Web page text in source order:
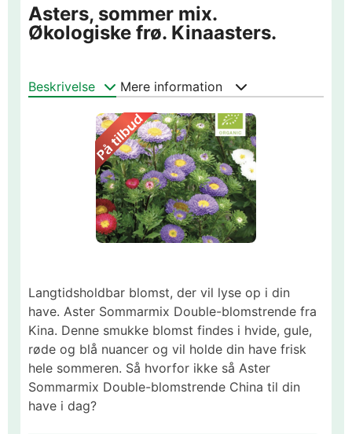
Asters, sommer mix.
Økologiske frø. Kinaasters.
Beskrivelse Mere information
Langtidsholdbar blomst, der vil lyse op i din
have. Aster Sommarmix Double-blomstrende fra
Kina. Denne smukke blomst findes i hvide, gule,
røde og blå nuancer og vil holde din have frisk
hele sommeren. Så hvorfor ikke så Aster
Sommarmix Double-blomstrende China til din
have i dag?